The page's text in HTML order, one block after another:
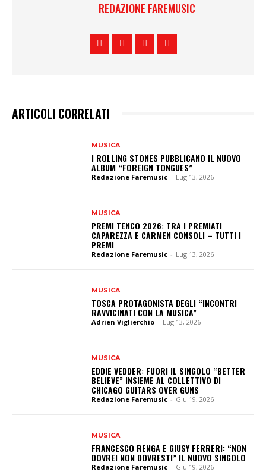
REDAZIONE FAREMUSIC
ARTICOLI CORRELATI
MUSICA
I ROLLING STONES PUBBLICANO IL NUOVO
ALBUM “FOREIGN TONGUES”
Redazione Faremusic - Lug 13, 2026
MUSICA
PREMI TENCO 2026: TRA I PREMIATI
CAPAREZZA E CARMEN CONSOLI – TUTTI I
PREMI
Redazione Faremusic - Lug 13, 2026
MUSICA
TOSCA PROTAGONISTA DEGLI “INCONTRI
RAVVICINATI CON LA MUSICA”
Adrien Viglierchio - Lug 13, 2026
MUSICA
EDDIE VEDDER: FUORI IL SINGOLO “BETTER
BELIEVE” INSIEME AL COLLETTIVO DI
CHICAGO GUITARS OVER GUNS
Redazione Faremusic - Giu 19, 2026
MUSICA
FRANCESCO RENGA E GIUSY FERRERI: “NON
DOVREI NON DOVRESTI” IL NUOVO SINGOLO
Redazione Faremusic - Giu 19, 2026